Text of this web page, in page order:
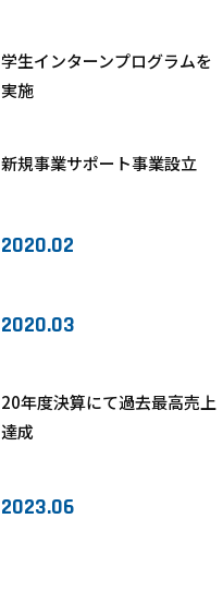
学生インターンプログラムを
実施
新規事業サポート事業設立
2020.02
2020.03
20年度決算にて過去最高売上
達成
2023.06